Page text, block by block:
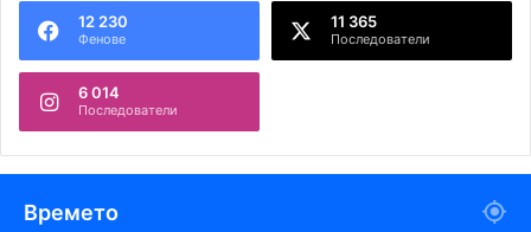
12 230
Фенове
11 365
Последователи
6 014
Последователи
Времето